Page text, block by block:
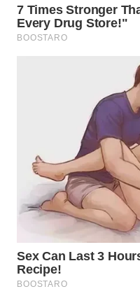
WN
LABUHANBATU
WN
TEBING
TINGGI
WN
PAKPAK